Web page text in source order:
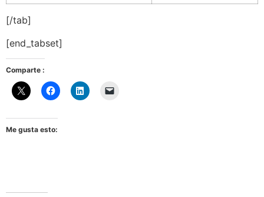
[/tab]
[end_tabset]
Comparte :
Me gusta esto: